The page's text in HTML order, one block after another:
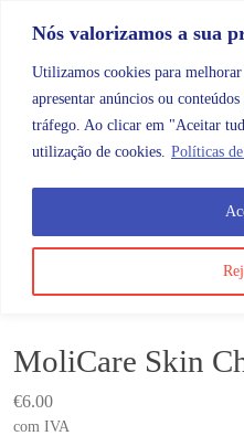
Nós valorizamos a sua
Utilizamos cookies para melhorar
apresentar anúncios ou
tráfego. Ao clicar em "Aceitar
utilização de cookies. Políticas
Categorias
MoliCare Skin
€6.00
com IVA